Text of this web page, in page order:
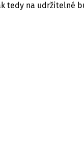
tedy na udržitelné